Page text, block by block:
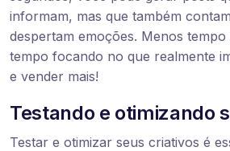
informam, mas que também
despertam emoções. Menos tempo
tempo focando no que realmente
e vender mais!
Testando e otimizando
Testar e otimizar seus criativos é